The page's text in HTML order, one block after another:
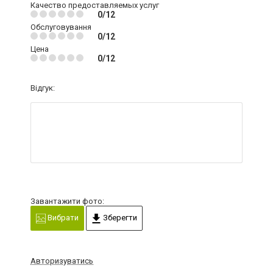
Качество предоставляемых услуг
0/12
Обслуговування
0/12
Цена
0/12
Відгук:
Завантажити фото:
Вибрати
Зберегти
Авторизуватись